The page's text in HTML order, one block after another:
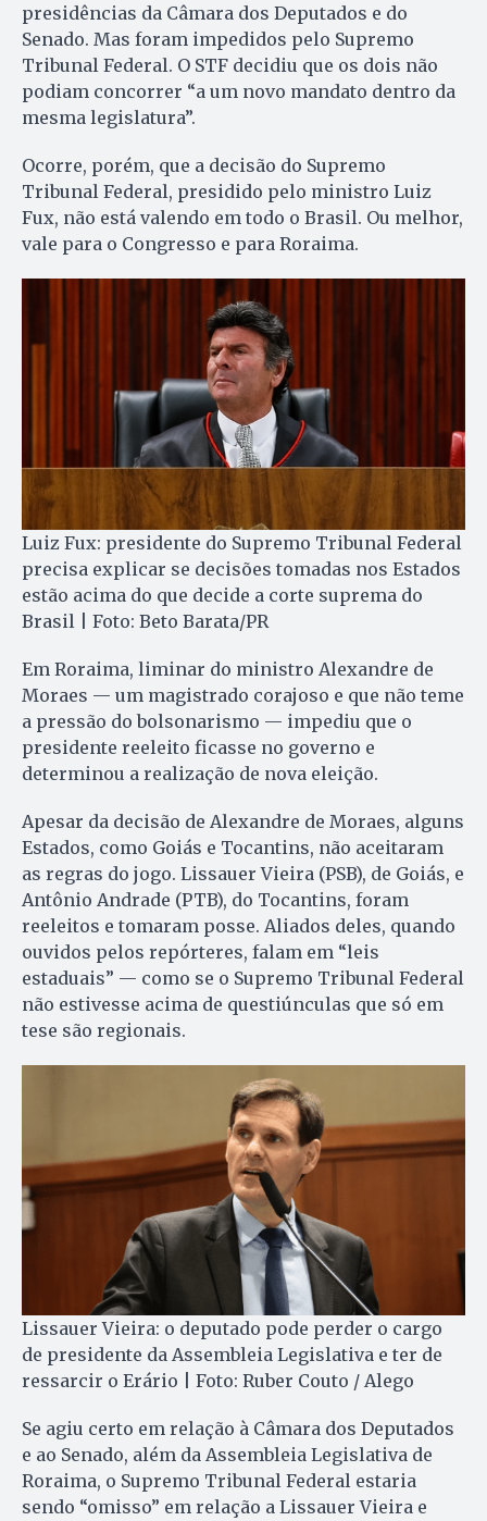
presidências da Câmara dos Deputados e do
Senado. Mas foram impedidos pelo Supremo
Tribunal Federal. O STF decidiu que os dois não
podiam concorrer “a um novo mandato dentro da
mesma legislatura”.
Ocorre, porém, que a decisão do Supremo
Tribunal Federal, presidido pelo ministro Luiz
Fux, não está valendo em todo o Brasil. Ou melhor,
vale para o Congresso e para Roraima.
Luiz Fux: presidente do Supremo Tribunal Federal
precisa explicar se decisões tomadas nos Estados
estão acima do que decide a corte suprema do
Brasil | Foto: Beto Barata/PR
Em Roraima, liminar do ministro Alexandre de
Moraes — um magistrado corajoso e que não teme
a pressão do bolsonarismo — impediu que o
presidente reeleito ficasse no governo e
determinou a realização de nova eleição.
Apesar da decisão de Alexandre de Moraes, alguns
Estados, como Goiás e Tocantins, não aceitaram
as regras do jogo. Lissauer Vieira (PSB), de Goiás, e
Antônio Andrade (PTB), do Tocantins, foram
reeleitos e tomaram posse. Aliados deles, quando
ouvidos pelos repórteres, falam em “leis
estaduais” — como se o Supremo Tribunal Federal
não estivesse acima de questiúnculas que só em
tese são regionais.
Lissauer Vieira: o deputado pode perder o cargo
de presidente da Assembleia Legislativa e ter de
ressarcir o Erário | Foto: Ruber Couto / Alego
Se agiu certo em relação à Câmara dos Deputados
e ao Senado, além da Assembleia Legislativa de
Roraima, o Supremo Tribunal Federal estaria
sendo “omisso” em relação a Lissauer Vieira e